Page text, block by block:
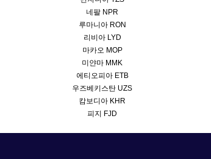
네팔 NPR
루마니아 RON
리비아 LYD
마카오 MOP
미얀마 MMK
에티오피아 ETB
우즈베키스탄 UZS
캄보디아 KHR
피지 FJD